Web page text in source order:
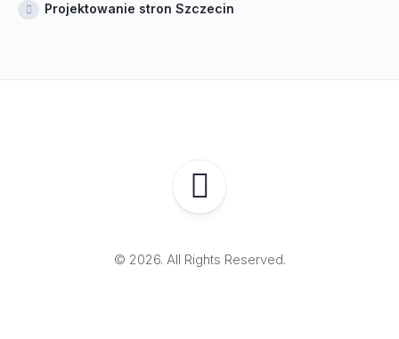
Projektowanie stron Szczecin
© 2026. All Rights Reserved.